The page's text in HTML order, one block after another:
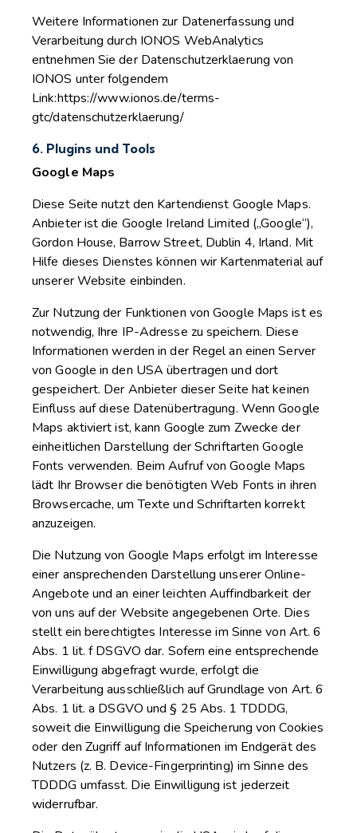
Weitere Informationen zur Datenerfassung und
Verarbeitung durch IONOS WebAnalytics
entnehmen Sie der Datenschutzerklaerung von
IONOS unter folgendem
Link:https://www.ionos.de/terms-
gtc/datenschutzerklaerung/
6. Plugins und Tools
Google Maps
Diese Seite nutzt den Kartendienst Google Maps.
Anbieter ist die Google Ireland Limited („Google“),
Gordon House, Barrow Street, Dublin 4, Irland. Mit
Hilfe dieses Dienstes können wir Kartenmaterial auf
unserer Website einbinden.
Zur Nutzung der Funktionen von Google Maps ist es
notwendig, Ihre IP-Adresse zu speichern. Diese
Informationen werden in der Regel an einen Server
von Google in den USA übertragen und dort
gespeichert. Der Anbieter dieser Seite hat keinen
Einfluss auf diese Datenübertragung. Wenn Google
Maps aktiviert ist, kann Google zum Zwecke der
einheitlichen Darstellung der Schriftarten Google
Fonts verwenden. Beim Aufruf von Google Maps
lädt Ihr Browser die benötigten Web Fonts in ihren
Browsercache, um Texte und Schriftarten korrekt
anzuzeigen.
Die Nutzung von Google Maps erfolgt im Interesse
einer ansprechenden Darstellung unserer Online-
Angebote und an einer leichten Auffindbarkeit der
von uns auf der Website angegebenen Orte. Dies
stellt ein berechtigtes Interesse im Sinne von Art. 6
Abs. 1 lit. f DSGVO dar. Sofern eine entsprechende
Einwilligung abgefragt wurde, erfolgt die
Verarbeitung ausschließlich auf Grundlage von Art. 6
Abs. 1 lit. a DSGVO und § 25 Abs. 1 TDDDG,
soweit die Einwilligung die Speicherung von Cookies
oder den Zugriff auf Informationen im Endgerät des
Nutzers (z. B. Device-Fingerprinting) im Sinne des
TDDDG umfasst. Die Einwilligung ist jederzeit
widerrufbar.